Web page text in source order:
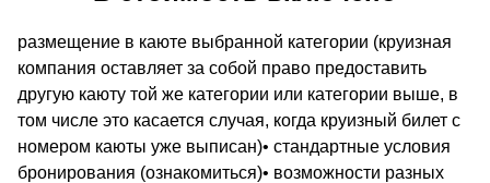
размещение в каюте выбранной категории (круизная
компания оставляет за собой право предоставить
другую каюту той же категории или категории выше, в
том числе это касается случая, когда круизный билет с
номером каюты уже выписан)• стандартные условия
бронирования (ознакомиться)• возможности разных